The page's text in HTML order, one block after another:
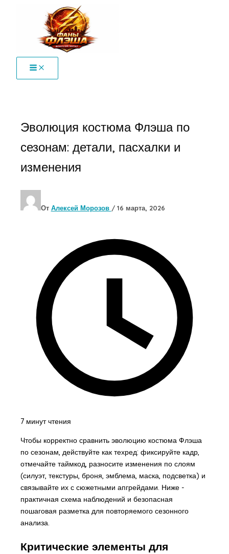
содержимому
Эволюция костюма Флэша по
сезонам: детали, пасхалки и
изменения
От Алексей Морозов / 16 марта, 2026
7 минут чтения
Чтобы корректно сравнить эволюцию костюма Флэша
по сезонам, действуйте как техред: фиксируйте кадр,
отмечайте таймкод, разносите изменения по слоям
(силуэт, текстуры, броня, эмблема, маска, подсветка) и
связывайте их с сюжетными апгрейдами. Ниже -
практичная схема наблюдений и безопасная
пошаговая разметка для повторяемого сезонного
анализа.
Критические элементы для